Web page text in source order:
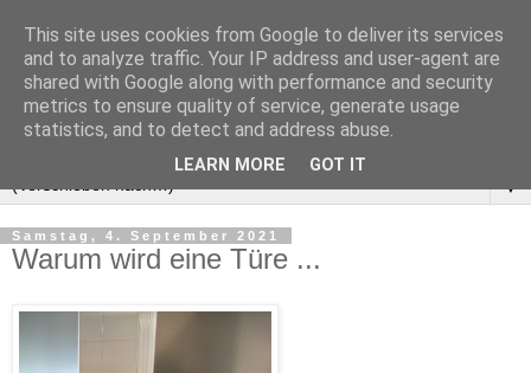
▼
Samstag, 4. September 2021
Warum wird eine Türe ...
This site uses cookies from Google to deliver its services
and to analyze traffic. Your IP address and user-agent are
shared with Google along with performance and security
metrics to ensure quality of service, generate usage
statistics, and to detect and address abuse.
LEARN MORE GOT IT